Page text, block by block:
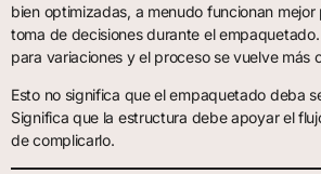
bien optimizadas, a menudo funcionan
toma de decisiones durante el
para variaciones y el proceso se vuelve más
Esto no significa que el empaquetado deba
Significa que la estructura debe apoyar el
de complicarlo.